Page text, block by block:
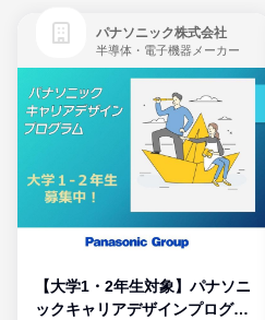
パナソニック株式会社
半導体・電子機器メーカー
【大学1・2年生対象】パナソニ
ックキャリアデザインプログラ